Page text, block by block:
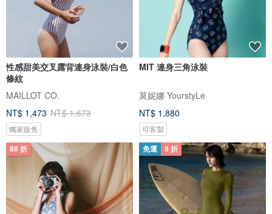
性感甜美交叉露背連身泳裝/白色
條紋
MAILLOT CO.
NT$ 1,473 NT$ 1,673
獨家販售
MIT 連身三角泳裝
莫妮娜 YourstyLe
NT$ 1,880
可客製
88 折 免運 8 折